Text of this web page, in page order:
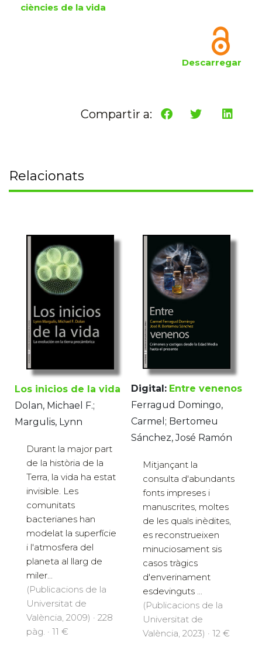
ciències de la vida
Descarregar
Compartir a:
Relacionats
Los inicios de la vida
Dolan, Michael F.;
Margulis, Lynn
Durant la major part
de la història de la
Terra, la vida ha estat
invisible. Les
comunitats
bacterianes han
modelat la superfície
i l'atmosfera del
planeta al llarg de
miler...
(Publicacions de la
Universitat de
València, 2009) · 228
pàg. · 11 €
Digital: Entre venenos
Ferragud Domingo,
Carmel; Bertomeu
Sánchez, José Ramón
Mitjançant la
consulta d'abundants
fonts impreses i
manuscrites, moltes
de les quals inèdites,
es reconstrueixen
minuciosament sis
casos tràgics
d'enverinament
esdevinguts ...
(Publicacions de la
Universitat de
València, 2023) · 12 €